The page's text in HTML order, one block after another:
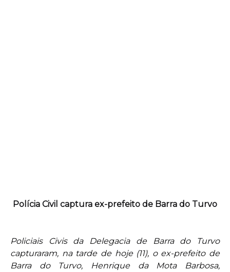
Polícia Civil captura ex-prefeito de Barra do Turvo
Policiais Civis da Delegacia de Barra do Turvo
capturaram, na tarde de hoje (11), o ex-prefeito de
Barra do Turvo, Henrique da Mota Barbosa,